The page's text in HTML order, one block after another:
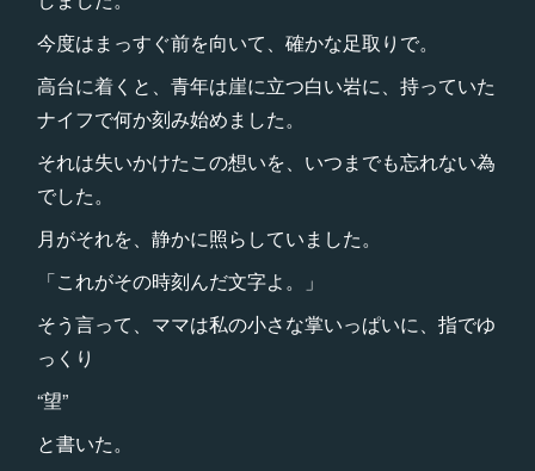
今度はまっすぐ前を向いて、確かな足取りで。
高台に着くと、青年は崖に立つ白い岩に、持っていた
ナイフで何か刻み始めました。
それは失いかけたこの想いを、いつまでも忘れない為
でした。
月がそれを、静かに照らしていました。
「これがその時刻んだ文字よ。」
そう言って、ママは私の小さな掌いっぱいに、指でゆ
っくり
“望”
と書いた。